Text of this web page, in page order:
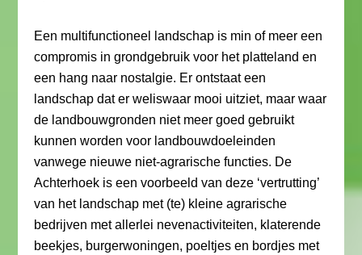
Een multifunctioneel landschap is min of meer een
compromis in grondgebruik voor het platteland en
een hang naar nostalgie. Er ontstaat een
landschap dat er weliswaar mooi uitziet, maar waar
de landbouwgronden niet meer goed gebruikt
kunnen worden voor landbouwdoeleinden
vanwege nieuwe niet-agrarische functies. De
Achterhoek is een voorbeeld van deze ‘vertrutting’
van het landschap met (te) kleine agrarische
bedrijven met allerlei nevenactiviteiten, klaterende
beekjes, burgerwoningen, poeltjes en bordjes met